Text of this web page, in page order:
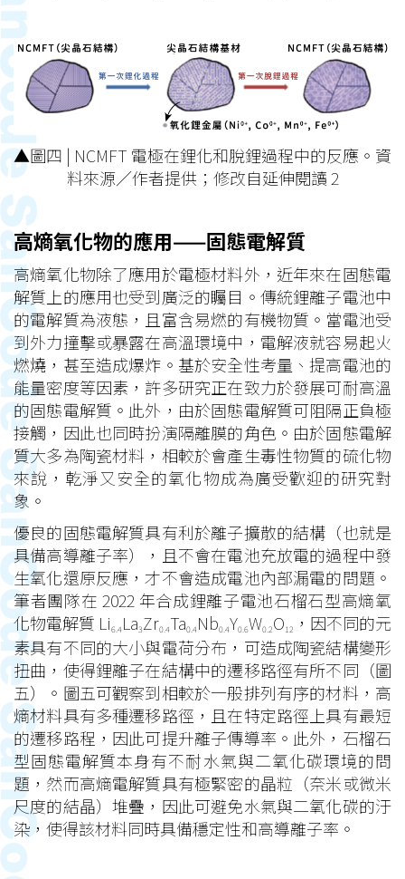
▲圖四 | NCMFT 電極在鋰化和脫鋰過程中的反應。資
料來源／作者提供；修改自延伸閱讀 2
高熵氧化物的應用——固態電解質
高熵氧化物除了應用於電極材料外，近年來在固態電
解質上的應用也受到廣泛的矚目。傳統鋰離子電池中
的電解質為液態，且富含易燃的有機物質。當電池受
到外力撞擊或暴露在高溫環境中，電解液就容易起火
燃燒，甚至造成爆炸。基於安全性考量、提高電池的
能量密度等因素，許多研究正在致力於發展可耐高溫
的固態電解質。此外，由於固態電解質可阻隔正負極
接觸，因此也同時扮演隔離膜的角色。由於固態電解
質大多為陶瓷材料，相較於會產生毒性物質的硫化物
來說，乾淨又安全的氧化物成為廣受歡迎的研究對
象。
優良的固態電解質具有利於離子擴散的結構（也就是
具備高導離子率），且不會在電池充放電的過程中發
生氧化還原反應，才不會造成電池內部漏電的問題。
筆者團隊在 2022 年合成鋰離子電池石榴石型高熵氧
化物電解質 Li6.4 La3Zr0.4Ta0.4 Nb0.4Y0.6W0.2O12
，因不同的元
素具有不同的大小與電荷分布，可造成陶瓷結構變形
扭曲，使得鋰離子在結構中的遷移路徑有所不同（圖
五）。圖五可觀察到相較於一般排列有序的材料，高
熵材料具有多種遷移路徑，且在特定路徑上具有最短
的遷移路程，因此可提升離子傳導率。此外，石榴石
型固態電解質本身有不耐水氣與二氧化碳環境的問
題，然而高熵電解質具有極緊密的晶粒（奈米或微米
尺度的結晶）堆疊，因此可避免水氣與二氧化碳的汙
染，使得該材料同時具備穩定性和高導離子率。